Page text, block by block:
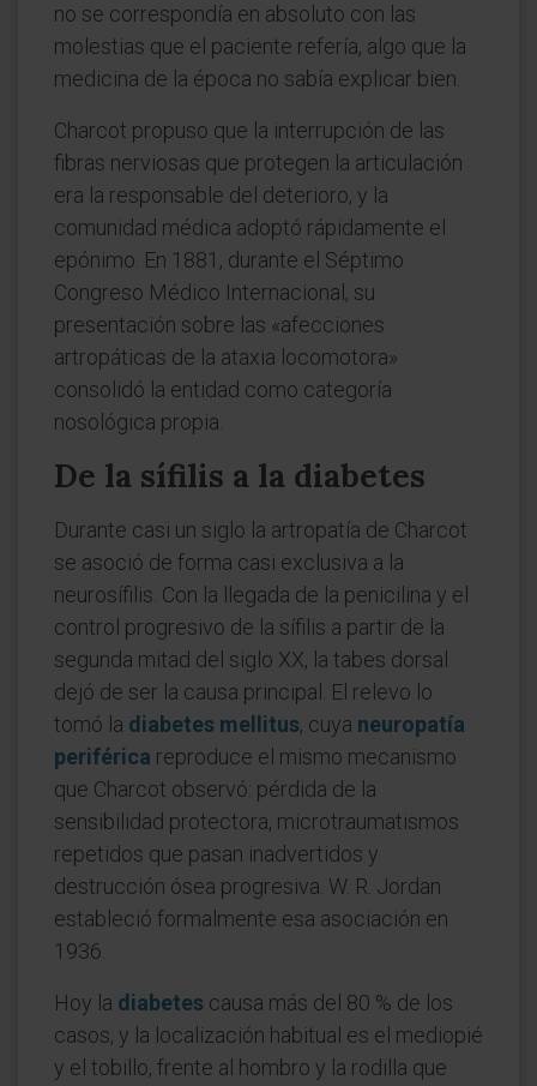
no se correspondía en absoluto con las
molestias que el paciente refería, algo que la
medicina de la época no sabía explicar bien.
Charcot propuso que la interrupción de las
fibras nerviosas que protegen la articulación
era la responsable del deterioro, y la
comunidad médica adoptó rápidamente el
epónimo. En 1881, durante el Séptimo
Congreso Médico Internacional, su
presentación sobre las «afecciones
artropáticas de la ataxia locomotora»
consolidó la entidad como categoría
nosológica propia.
De la sífilis a la diabetes
Durante casi un siglo la artropatía de Charcot
se asoció de forma casi exclusiva a la
neurosífilis. Con la llegada de la penicilina y el
control progresivo de la sífilis a partir de la
segunda mitad del siglo XX, la tabes dorsal
dejó de ser la causa principal. El relevo lo
tomó la diabetes mellitus, cuya neuropatía
periférica reproduce el mismo mecanismo
que Charcot observó: pérdida de la
sensibilidad protectora, microtraumatismos
repetidos que pasan inadvertidos y
destrucción ósea progresiva. W. R. Jordan
estableció formalmente esa asociación en
1936.
Hoy la diabetes causa más del 80 % de los
casos, y la localización habitual es el mediopié
y el tobillo, frente al hombro y la rodilla que